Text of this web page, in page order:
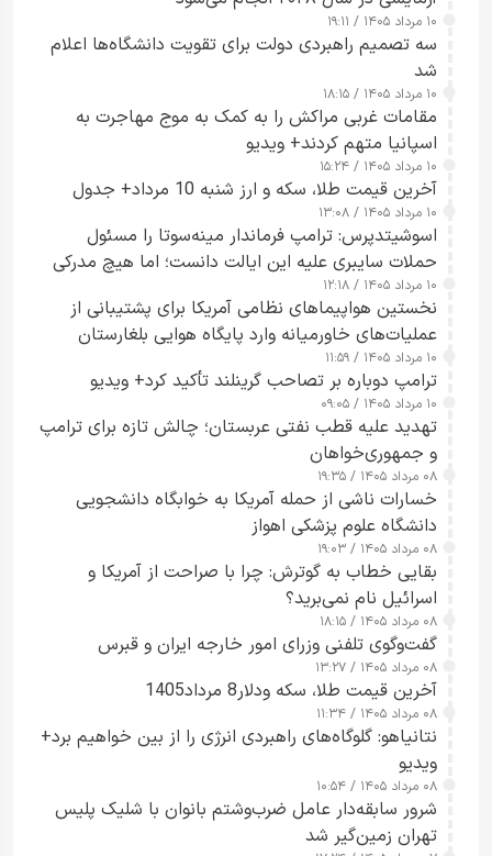
۱۰ مرداد ۱۴۰۵ / ۱۹:۱۱
سه تصمیم راهبردی دولت برای تقویت دانشگاه‌ها اعلام
شد
۱۰ مرداد ۱۴۰۵ / ۱۸:۱۵
مقامات غربی مراکش را به کمک به موج مهاجرت به
اسپانیا متهم کردند+ ویدیو
۱۰ مرداد ۱۴۰۵ / ۱۵:۲۴
آخرین قیمت طلا، سکه و ارز شنبه 10 مرداد+ جدول
۱۰ مرداد ۱۴۰۵ / ۱۳:۰۸
اسوشیتدپرس: ترامپ فرماندار مینه‌سوتا را مسئول
حملات سایبری علیه این ایالت دانست؛ اما هیچ مدرکی
ارائه نکرد
۱۰ مرداد ۱۴۰۵ / ۱۲:۱۸
نخستین هواپیماهای نظامی آمریکا برای پشتیبانی از
عملیات‌های خاورمیانه وارد پایگاه هوایی بلغارستان
شدند
۱۰ مرداد ۱۴۰۵ / ۱۱:۵۹
ترامپ دوباره بر تصاحب گرینلند تأکید کرد+ ویدیو
۱۰ مرداد ۱۴۰۵ / ۰۹:۰۵
تهدید علیه قطب نفتی عربستان؛ چالش تازه برای ترامپ
و جمهوری‌خواهان
۰۸ مرداد ۱۴۰۵ / ۱۹:۳۵
خسارات ناشی از حمله آمریکا به خوابگاه دانشجویی
دانشگاه علوم پزشکی اهواز
۰۸ مرداد ۱۴۰۵ / ۱۹:۰۳
بقایی خطاب به گوترش: چرا با صراحت از آمریکا و
اسرائیل نام نمی‌برید؟
۰۸ مرداد ۱۴۰۵ / ۱۸:۱۵
گفت‌وگوی تلفنی وزرای امور خارجه ایران و قبرس
۰۸ مرداد ۱۴۰۵ / ۱۳:۲۷
آخرین قیمت طلا، سکه ودلار8 مرداد1405
۰۸ مرداد ۱۴۰۵ / ۱۱:۳۴
نتانیاهو: گلوگاه‌های راهبردی انرژی را از بین خواهیم برد+
ویدیو
۰۸ مرداد ۱۴۰۵ / ۱۰:۵۴
شرور سابقه‌دار عامل ضرب‌وشتم بانوان با شلیک پلیس
تهران زمین‌گیر شد